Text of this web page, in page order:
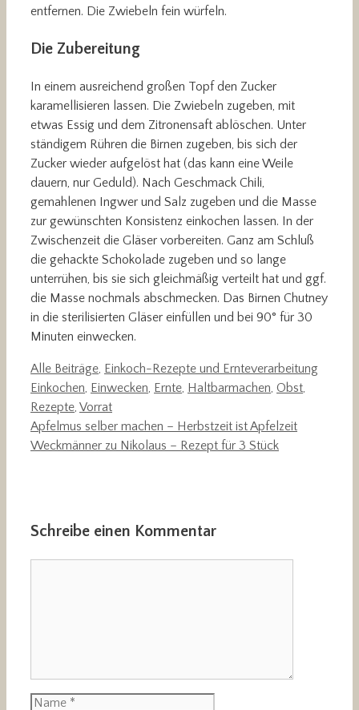
entfernen. Die Zwiebeln fein würfeln.
Die Zubereitung
In einem ausreichend großen Topf den Zucker
karamellisieren lassen. Die Zwiebeln zugeben, mit
etwas Essig und dem Zitronensaft ablöschen. Unter
ständigem Rühren die Birnen zugeben, bis sich der
Zucker wieder aufgelöst hat (das kann eine Weile
dauern, nur Geduld). Nach Geschmack Chili,
gemahlenen Ingwer und Salz zugeben und die Masse
zur gewünschten Konsistenz einkochen lassen. In der
Zwischenzeit die Gläser vorbereiten. Ganz am Schluß
die gehackte Schokolade zugeben und so lange
unterrühen, bis sie sich gleichmäßig verteilt hat und ggf.
die Masse nochmals abschmecken. Das Birnen Chutney
in die sterilisierten Gläser einfüllen und bei 90° für 30
Minuten einwecken.
Kategorien
Alle Beiträge, Einkoch-Rezepte und Ernteverarbeitung
Einkochen, Einwecken, Ernte, Haltbarmachen, Obst,
Rezepte, Vorrat
Apfelmus selber machen – Herbstzeit ist Apfelzeit
Weckmänner zu Nikolaus – Rezept für 3 Stück
Schreibe einen Kommentar
Name